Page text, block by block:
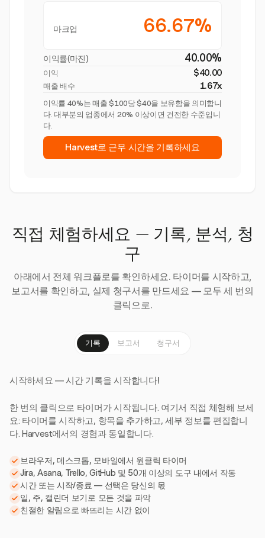
마크업 66.67%
이익률(마진) 40.00%
이익 $40.00
매출 배수 1.67x
이익률 40%는 매출 $100당 $40을 보유함을 의미합니
다. 대부분의 업종에서 20% 이상이면 건전한 수준입니
다.
Harvest로 근무 시간을 기록하세요
직접 체험하세요 — 기록, 분석, 청
구
아래에서 전체 워크플로를 확인하세요. 타이머를 시작하고,
보고서를 확인하고, 실제 청구서를 만드세요 — 모두 세 번의
클릭으로.
기록 보고서 청구서
시작하세요 — 시간 기록을 시작합니다!
한 번의 클릭으로 타이머가 시작됩니다. 여기서 직접 체험해 보세
요: 타이머를 시작하고, 항목을 추가하고, 세부 정보를 편집합니
다. Harvest에서의 경험과 동일합니다.
브라우저, 데스크톱, 모바일에서 원클릭 타이머
Jira, Asana, Trello, GitHub 및 50개 이상의 도구 내에서 작동
시간 또는 시작/종료 — 선택은 당신의 몫
일, 주, 캘린더 보기로 모든 것을 파악
친절한 알림으로 빠뜨리는 시간 없이